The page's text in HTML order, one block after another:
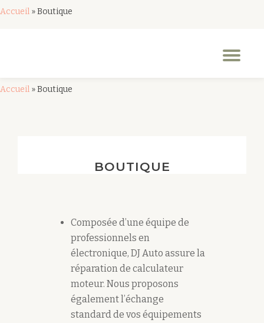
Accueil »Boutique
Accueil »Boutique
BOUTIQUE
Composée d’une équipe de
professionnels en
électronique, DJ Auto assure la
réparation de calculateur
moteur. Nous proposons
également l’échange
standard de vos équipements